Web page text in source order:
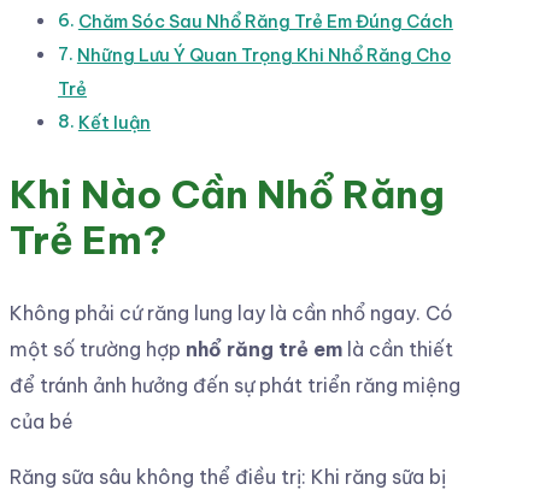
Chăm Sóc Sau Nhổ Răng Trẻ Em Đúng Cách
Những Lưu Ý Quan Trọng Khi Nhổ Răng Cho
Trẻ
Kết luận
Khi Nào Cần Nhổ Răng
Trẻ Em?
Không phải cứ răng lung lay là cần nhổ ngay. Có
một số trường hợp nhổ răng trẻ em là cần thiết
để tránh ảnh hưởng đến sự phát triển răng miệng
của bé
Răng sữa sâu không thể điều trị: Khi răng sữa bị